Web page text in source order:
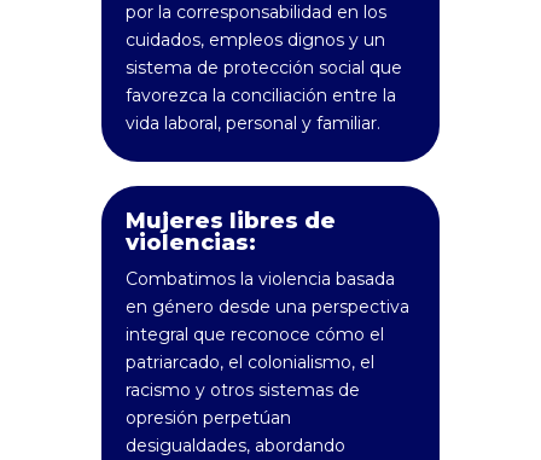
por la corresponsabilidad en los
cuidados, empleos dignos y un
sistema de protección social que
favorezca la conciliación entre la
vida laboral, personal y familiar.
Mujeres libres de
violencias:
Combatimos la violencia basada
en género desde una perspectiva
integral que reconoce cómo el
patriarcado, el colonialismo, el
racismo y otros sistemas de
opresión perpetúan
desigualdades, abordando